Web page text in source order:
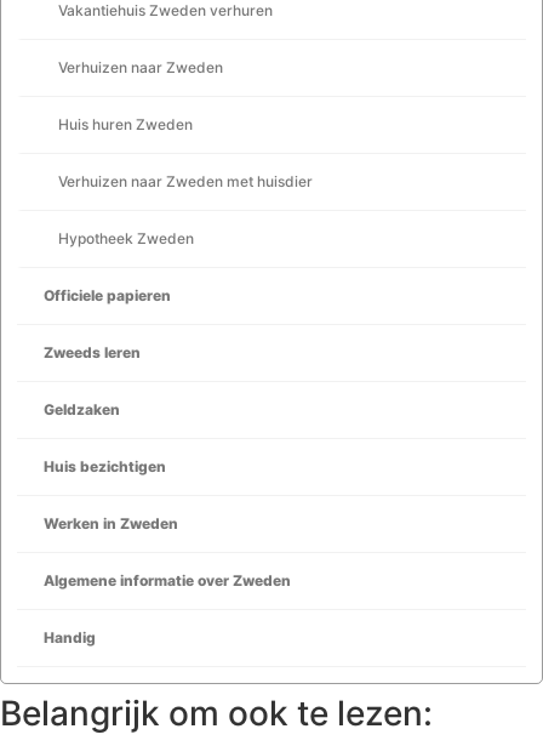
Vakantiehuis Zweden verhuren
Verhuizen naar Zweden
Huis huren Zweden
Verhuizen naar Zweden met huisdier
Hypotheek Zweden
Officiele papieren
Zweeds leren
Geldzaken
Huis bezichtigen
Werken in Zweden
Algemene informatie over Zweden
Handig
Belangrijk om ook te lezen: